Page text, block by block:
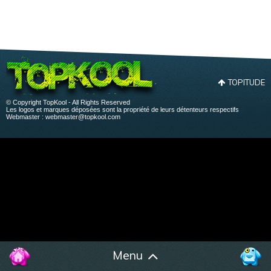
Menu
TOPITUDE
© Copyright TopKool - All Rights Reserved
Les logos et marques déposées sont la propriété de leurs détenteurs respectifs
Webmaster : webmaster@topkool.com